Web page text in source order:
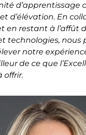
d’apprentissage
d’élévation. En
en restant à l’affût
technologies, nous
notre
de ce que
offrir.